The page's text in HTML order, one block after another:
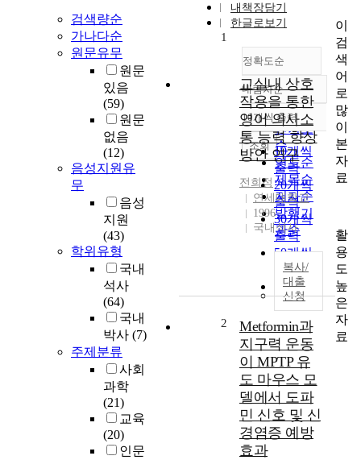
검색량순
가나다순
원문유무
원문
있음
(59)
원문
없음
(12)
음성지원유
무
음성
지원
(43)
학위유형
국내
석사
(64)
국내
박사 (7)
주제분류
사회
과학
(21)
교육
(20)
인문
내책장담기
한글로보기
정확도순
정확도
순
인기도
순
연도순
제목순
저자순
발행기
관순
내림차순
내림차순
10개씩 출력
10개씩
출력
20개씩
출력
30개씩
출력
50개씩
출력
100개씩
출력
조회
1
교실내 상호
작용을 통한
영어 의사소
통 능력 향상
방안 연구
전희정
연세대학교
1996
국내석사
복사/
대출
신청
2
Metformin과
지구력 운동
이 MPTP 유
도 마우스 모
델에서 도파
민 신호 및 신
경염증 예방
효과
이
검
색
어
로
많
이
본
자
료
활
용
도
높
은
자
료